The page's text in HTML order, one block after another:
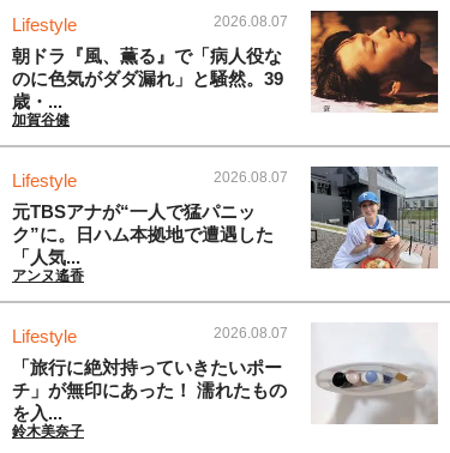
Lifestyle 2026.08.07
朝ドラ『風、薫る』で「病人役な
のに色気がダダ漏れ」と騒然。39
歳・...
加賀谷健
Lifestyle 2026.08.07
元TBSアナが“一人で猛パニッ
ク”に。日ハム本拠地で遭遇した
「人気...
アンヌ遙香
Lifestyle 2026.08.07
「旅行に絶対持っていきたいポー
チ」が無印にあった！ 濡れたもの
を入...
鈴木美奈子